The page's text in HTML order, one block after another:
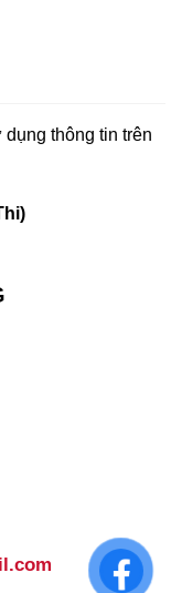
thông tin trên